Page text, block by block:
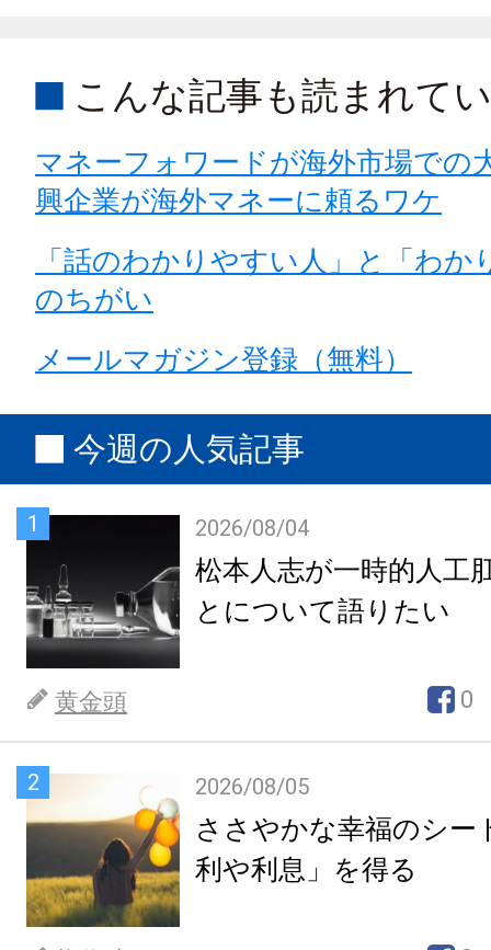
こんな記事も読まれて
マネーフォワードが海外市場での
興企業が海外マネーに頼るワケ
「話のわかりやすい人」と「わか
のちがい
メールマガジン登録（無料）
今週の人気記事
1 2026/08/04
松本人志が一時的人工
とについて語りたい
黄金頭 0
2 2026/08/05
ささやかな幸福のシー
利や利息」を得る